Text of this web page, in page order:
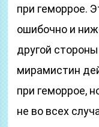
при геморрое.
ошибочно и
другой
мирамистин
при геморрое,
не во всех